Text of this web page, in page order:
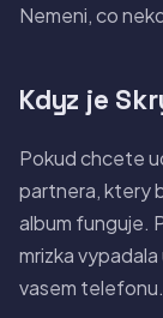
Nemeni, co
Kdyz je
Pokud chcete
partnera, ktery
album funguje.
mrizka vypadala
vasem